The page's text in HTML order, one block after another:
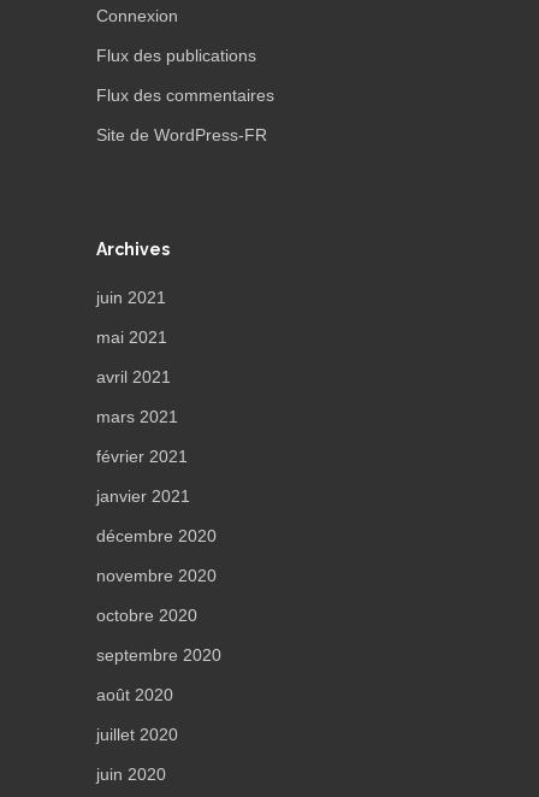
Connexion
Flux des publications
Flux des commentaires
Site de WordPress-FR
Archives
juin 2021
mai 2021
avril 2021
mars 2021
février 2021
janvier 2021
décembre 2020
novembre 2020
octobre 2020
septembre 2020
août 2020
juillet 2020
juin 2020